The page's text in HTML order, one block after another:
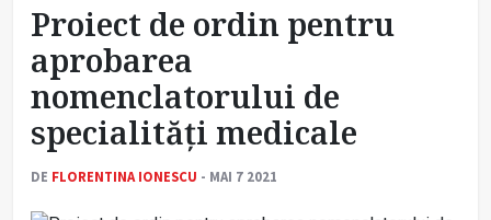
Demersuri pentru acces transfrontalier la date
Contractul cadru ar putea fi modificat
Comercializarea unor medicamente, blocată
temporar
Proiect de ordin pentru
aprobarea
nomenclatorului de
specialități medicale
DE FLORENTINA IONESCU - MAI 7 2021